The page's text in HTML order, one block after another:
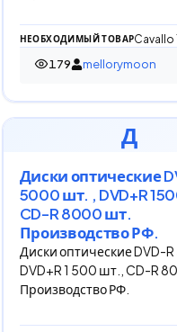
НЕОБХОДИМЫЙ ТОВАРCavallo
179
179 просмотров
mellorymoon
Д
Диски оптические
5000 шт. , DVD+R
CD-R 8000 шт.
Производство РФ.
Диски оптические DVD-
DVD+R 1 500 шт., CD-R
Производство РФ.